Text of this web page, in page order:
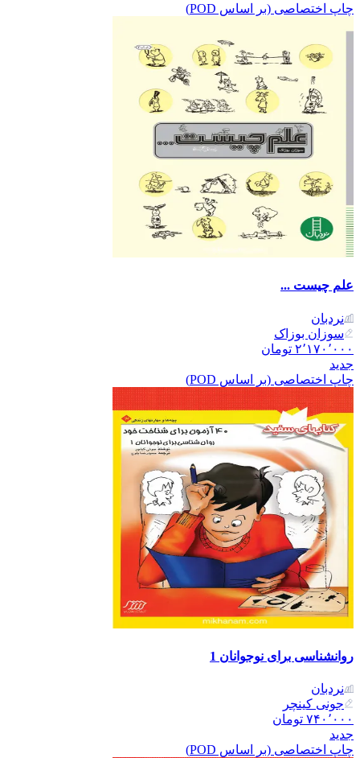
چاپ اختصاصی (بر اساس POD)
علم چیست ...
نردبان
سوزان بوزاک
۲٬۱۷۰٬۰۰۰ تومان
جدید
چاپ اختصاصی (بر اساس POD)
روانشناسی برای نوجوانان 1
نردبان
جونی کینچر
۷۴۰٬۰۰۰ تومان
جدید
چاپ اختصاصی (بر اساس POD)